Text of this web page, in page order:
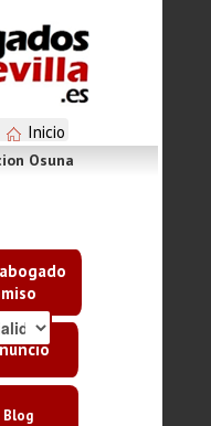
Inicio
Osuna
Blog